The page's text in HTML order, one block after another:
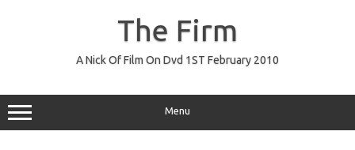
The Firm
A Nick Of Film On Dvd 1ST February 2010
Menu